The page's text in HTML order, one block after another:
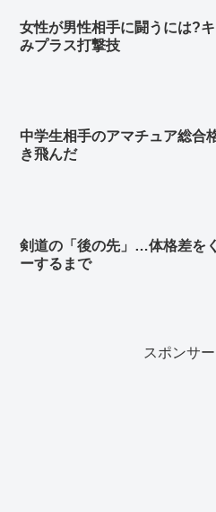
女性が男性相手に闘うには?
みプラス打撃技
中学生相手のアマチュア総合
き飛んだ
剣道の「後の先」…体格差を
ーするまで
スポンサ